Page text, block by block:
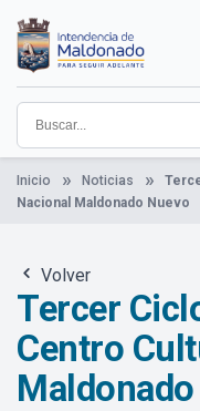
contenido
principal
Institucional
Municipios
Descubre Maldonado
Comunicación
Servicios
Guía De Trámites
Ver Noticias
Inicio Noticias
Nacional Maldonado Nuevo
Volver
Tercer
Centro